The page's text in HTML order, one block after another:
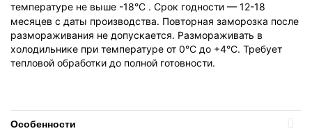
температуре не выше -18°C . Срок годности — 12-18
месяцев с даты производства. Повторная заморозка после
размораживания не допускается. Размораживать в
холодильнике при температуре от 0°C до +4°C. Требует
тепловой обработки до полной готовности.
Особенности